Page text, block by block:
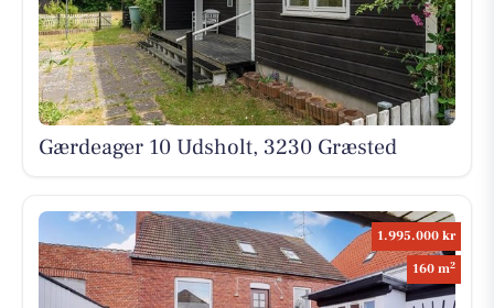
Gærdeager 10 Udsholt, 3230 Græsted
1.995.000 kr
160 m2